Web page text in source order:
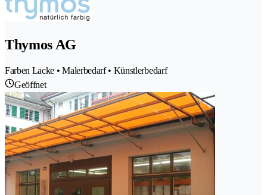
Thymos AG
Farben Lacke • Malerbedarf • Künstlerbedarf
Geöffnet